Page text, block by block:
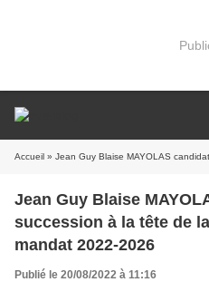
Accueil » Jean Guy Blaise MAYOLAS candidat à sa propre
Jean Guy Blaise
succession à la tête de
mandat 2022-2026
Publié le 20/08/2022 à 11:16